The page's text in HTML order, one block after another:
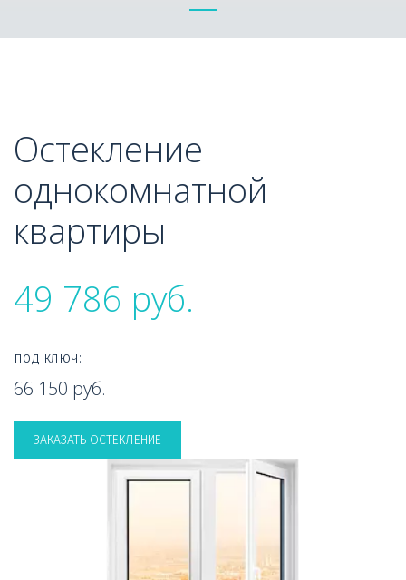
Остекление
однокомнатной
квартиры
49 786 руб.
под ключ:
66 150 руб.
ЗАКАЗАТЬ ОСТЕКЛЕНИЕ